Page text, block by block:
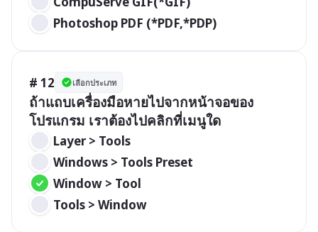
Photoshop PDF (*PDF,*PDP)
# 12 เลือกประเภท
ถ้าแถบเครื่องมือหายไปจากหน้าจอของ
โปรแกรม เราต้องไปคลิกที่เมนูใด
Layer > Tools
Windows > Tools Preset
Window > Tool
Tools > Window